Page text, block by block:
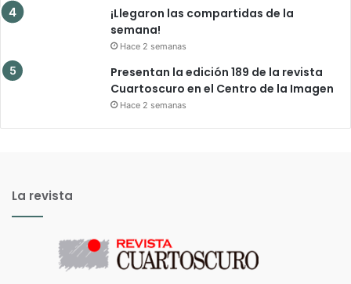
¡Llegaron las compartidas de la
semana!
Hace 2 semanas
Presentan la edición 189 de la revista
Cuartoscuro en el Centro de la Imagen
Hace 2 semanas
La revista